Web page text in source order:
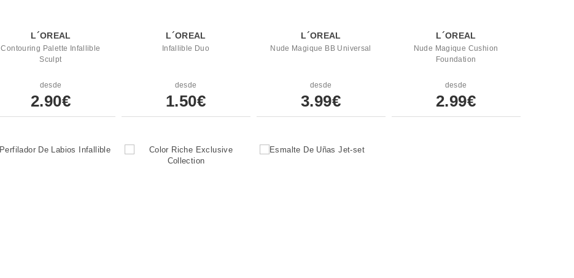
L´OREAL
Contouring Palette Infallible
Sculpt
desde
2.90€
L´OREAL
Infallible Duo
desde
1.50€
L´OREAL
Nude Magique BB Universal
desde
3.99€
L´OREAL
Nude Magique Cushion
Foundation
desde
2.99€